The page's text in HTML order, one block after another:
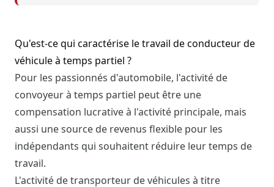
Qu'est-ce qui caractérise le travail de conducteur de
véhicule à temps partiel ?
Pour les passionnés d'automobile, l'activité de
convoyeur à temps partiel peut être une
compensation lucrative à l'activité principale, mais
aussi une source de revenus flexible pour les
indépendants qui souhaitent réduire leur temps de
travail.
L'activité de transporteur de véhicules à titre